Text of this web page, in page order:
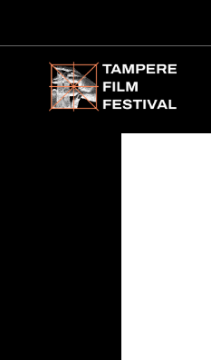
Päävalikko